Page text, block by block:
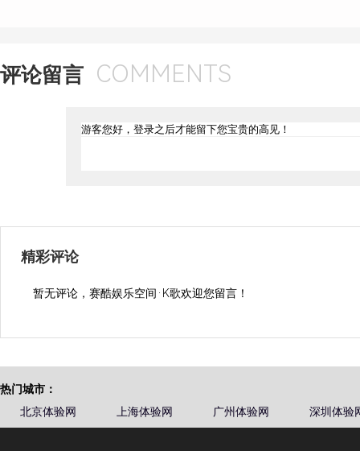
评论留言 COMMENTS
精彩评论
暂无评论，赛酷娱乐空间·K歌欢迎您留言！
热门城市：
北京体验网
上海体验网 广州体验网 深圳体验